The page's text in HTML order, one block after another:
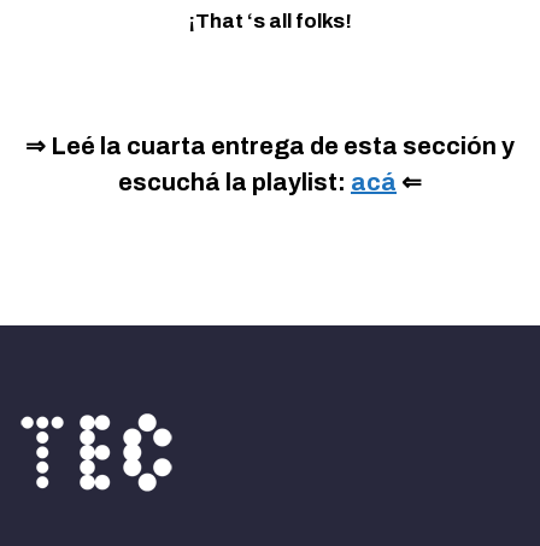
¡That ‘s all folks!
⇒ Leé la cuarta entrega de esta sección y
escuchá la playlist: acá ⇐